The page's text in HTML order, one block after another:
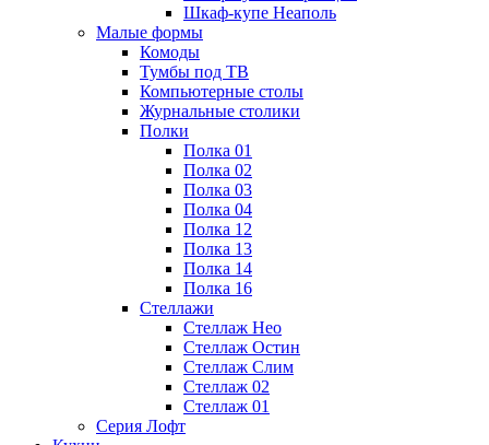
Шкаф-купе Неаполь
Малые формы
Комоды
Тумбы под ТВ
Компьютерные столы
Журнальные столики
Полки
Полка 01
Полка 02
Полка 03
Полка 04
Полка 12
Полка 13
Полка 14
Полка 16
Стеллажи
Стеллаж Нео
Стеллаж Остин
Стеллаж Слим
Стеллаж 02
Стеллаж 01
Серия Лофт